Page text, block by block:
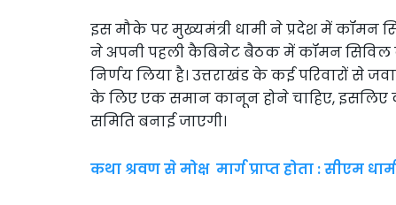
इस मौके पर मुख्यमंत्री धामी ने प्रदेश में कॉमन
ने अपनी पहली कैबिनेट बैठक में कॉमन सिविल
निर्णय लिया है। उत्तराखंड के कई परिवारों से
के लिए एक समान कानून होने चाहिए,
समिति बनाई जाएगी।
कथा श्रवण से मोक्ष मार्ग प्राप्त होता : सीएम